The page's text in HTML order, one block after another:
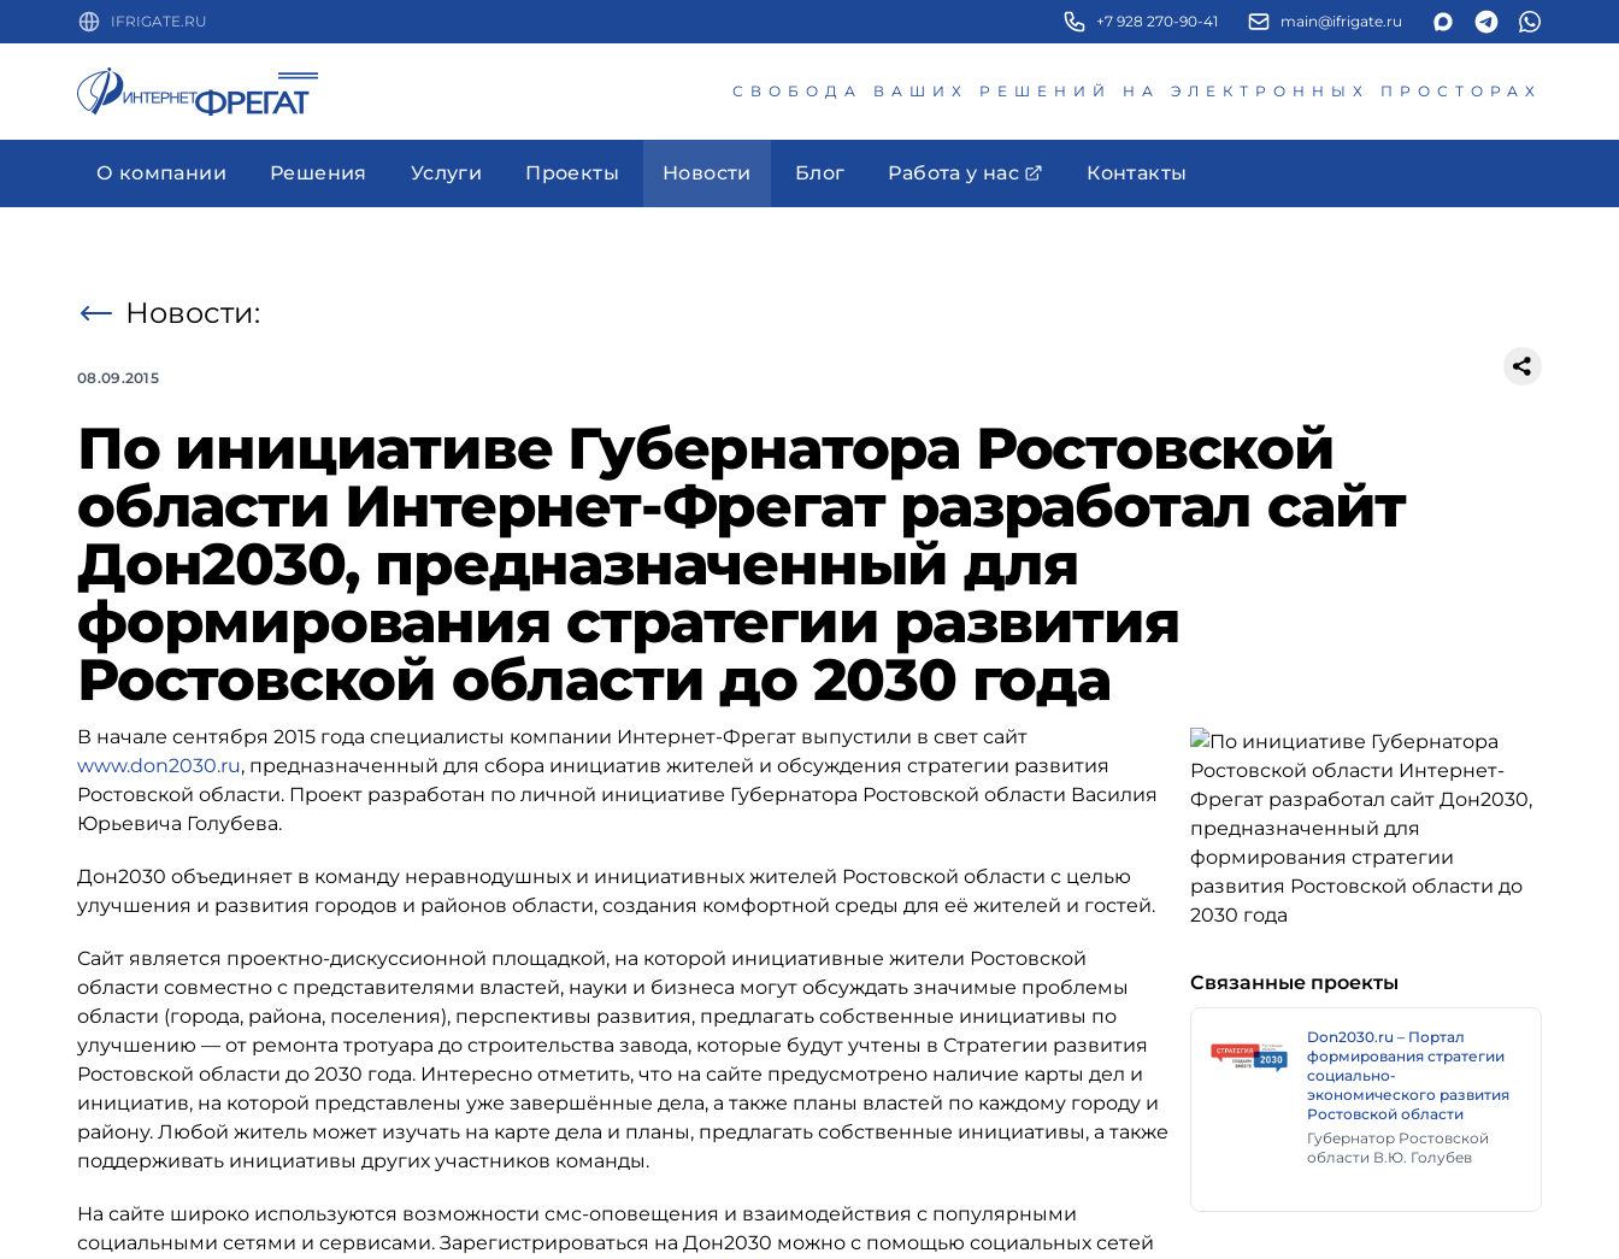
IFRIGATE.RU +7 928 270-90-41 main@ifrigate.ru
СВОБОДА ВАШИХ РЕШЕНИЙ НА ЭЛЕКТРОННЫХ ПРОСТОРАХ
О компании Решения Услуги Проекты Новости Блог Работа у нас Контакты
Новости:
08.09.2015
По инициативе Губернатора Ростовской
области Интернет-Фрегат разработал сайт
Дон2030, предназначенный для
формирования стратегии развития
Ростовской области до 2030 года
В начале сентября 2015 года специалисты компании Интернет-Фрегат выпустили в свет сайт
www.don2030.ru, предназначенный для сбора инициатив жителей и обсуждения стратегии развития
Ростовской области. Проект разработан по личной инициативе Губернатора Ростовской области Василия
Юрьевича Голубева.
Дон2030 объединяет в команду неравнодушных и инициативных жителей Ростовской области с целью
улучшения и развития городов и районов области, создания комфортной среды для её жителей и гостей.
Сайт является проектно-дискуссионной площадкой, на которой инициативные жители Ростовской
области совместно с представителями властей, науки и бизнеса могут обсуждать значимые проблемы
области (города, района, поселения), перспективы развития, предлагать собственные инициативы по
улучшению — от ремонта тротуара до строительства завода, которые будут учтены в Стратегии развития
Ростовской области до 2030 года. Интересно отметить, что на сайте предусмотрено наличие карты дел и
инициатив, на которой представлены уже завершённые дела, а также планы властей по каждому городу и
району. Любой житель может изучать на карте дела и планы, предлагать собственные инициативы, а также
поддерживать инициативы других участников команды.
На сайте широко используются возможности смс-оповещения и взаимодействия с популярными
социальными сетями и сервисами. Зарегистрироваться на Дон2030 можно с помощью социальных сетей
Связанные проекты
Don2030.ru – Портал
формирования стратегии
социально-
экономического развития
Ростовской области
Губернатор Ростовской
области В.Ю. Голубев